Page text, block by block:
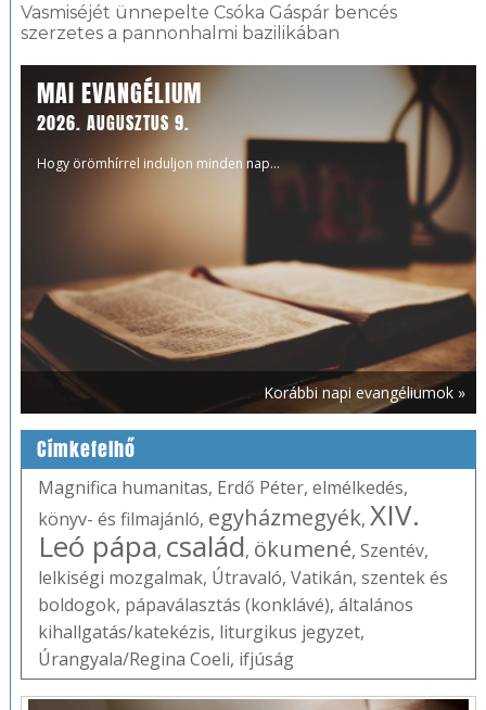
Vasmiséjét ünnepelte Csóka Gáspár bencés
szerzetes a pannonhalmi bazilikában
MAI EVANGÉLIUM
2026. AUGUSZTUS 9.
Hogy örömhírrel induljon minden nap...
Korábbi napi evangéliumok »
Címkefelhő
Magnifica humanitas, Erdő Péter, elmélkedés,
könyv- és filmajánló, egyházmegyék, XIV.
Leó pápa, család, ökumené, Szentév,
lelkiségi mozgalmak, Útravaló, Vatikán, szentek és
boldogok, pápaválasztás (konklávé), általános
kihallgatás/katekézis, liturgikus jegyzet,
Úrangyala/Regina Coeli, ifjúság